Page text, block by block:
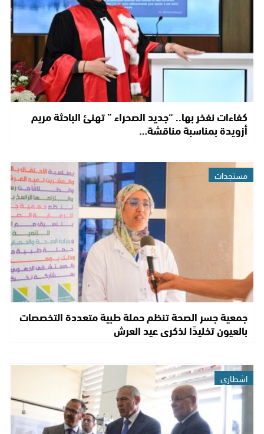
كفاءات نفخر بها.. “جديد الصحراء ” تهنئ الباحثة مريم
أزويدة بمناسبة مناقشة…
مستجدات
جمعية جسر الصحة تنظم حملة طبية متعددة التخصصات
بالعيون تخليدًا لذكرى عيد العرش
اشطاري